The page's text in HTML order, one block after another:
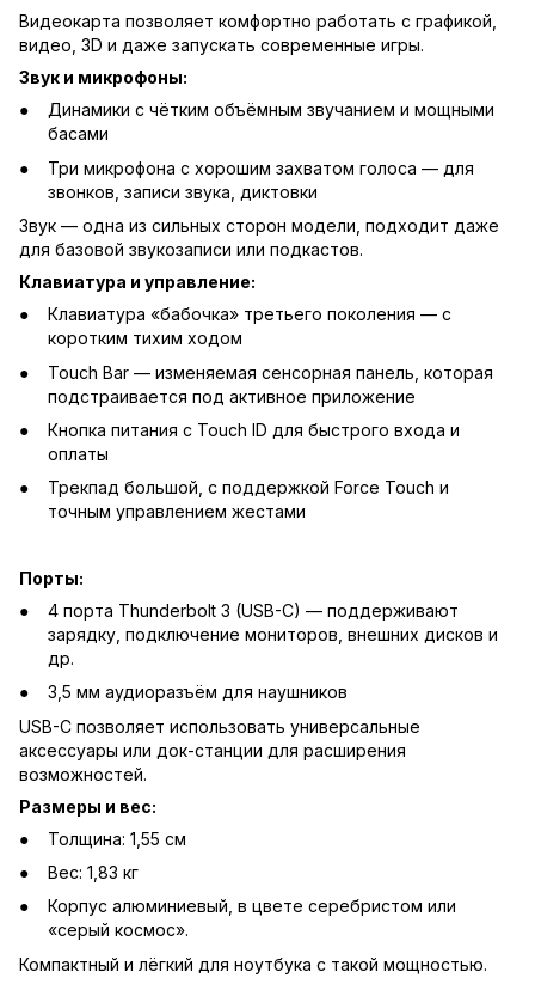
Видеокарта позволяет комфортно работать с графикой,
видео, 3D и даже запускать современные игры.
Звук и микрофоны:
Динамики с чётким объёмным звучанием и мощными
басами
Три микрофона с хорошим захватом голоса — для
звонков, записи звука, диктовки
Звук — одна из сильных сторон модели, подходит даже
для базовой звукозаписи или подкастов.
Клавиатура и управление:
Клавиатура «бабочка» третьего поколения — с
коротким тихим ходом
Touch Bar — изменяемая сенсорная панель, которая
подстраивается под активное приложение
Кнопка питания с Touch ID для быстрого входа и
оплаты
Трекпад большой, с поддержкой Force Touch и
точным управлением жестами
Порты:
4 порта Thunderbolt 3 (USB-C) — поддерживают
зарядку, подключение мониторов, внешних дисков и
др.
3,5 мм аудиоразъём для наушников
USB-C позволяет использовать универсальные
аксессуары или док-станции для расширения
возможностей.
Размеры и вес:
Толщина: 1,55 см
Вес: 1,83 кг
Корпус алюминиевый, в цвете серебристом или
«серый космос».
Компактный и лёгкий для ноутбука с такой мощностью.